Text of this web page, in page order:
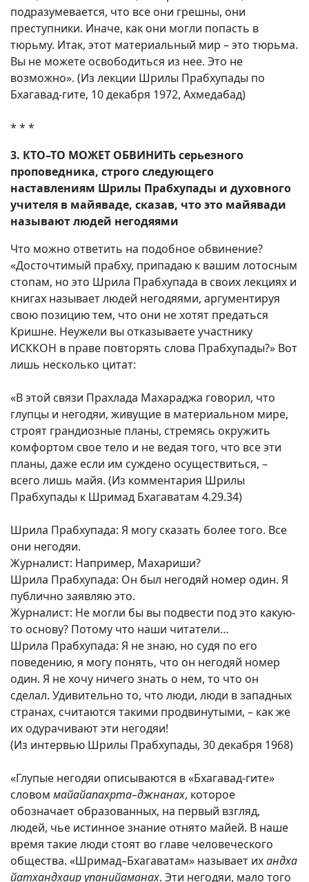
подразумевается, что все они грешны, они
преступники. Иначе, как они могли попасть в
тюрьму. Итак, этот материальный мир – это тюрьма.
Вы не можете освободиться из нее. Это не
возможно». (Из лекции Шрилы Прабхупады по
Бхагавад-гите, 10 декабря 1972, Ахмедабад)
* * *
3. КТО–ТО МОЖЕТ ОБВИНИТЬ серьезного
проповедника, строго следующего
наставлениям Шрилы Прабхупады и духовного
учителя в майяваде, сказав, что это майявади
называют людей негодяями
Что можно ответить на подобное обвинение?
«Досточтимый прабху, припадаю к вашим лотосным
стопам, но это Шрила Прабхупада в своих лекциях и
книгах называет людей негодяями, аргументируя
свою позицию тем, что они не хотят предаться
Кришне. Неужели вы отказываете участнику
ИСККОН в праве повторять слова Прабхупады?» Вот
лишь несколько цитат:
«В этой связи Прахлада Махараджа говорил, что
глупцы и негодяи, живущие в материальном мире,
строят грандиозные планы, стремясь окружить
комфортом свое тело и не ведая того, что все эти
планы, даже если им суждено осуществиться, –
всего лишь майя. (Из комментария Шрилы
Прабхупады к Шримад Бхагаватам 4.29.34)
Шрила Прабхупада: Я могу сказать более того. Все
они негодяи.
Журналист: Например, Махариши?
Шрила Прабхупада: Он был негодяй номер один. Я
публично заявляю это.
Журналист: Не могли бы вы подвести под это какую-
то основу? Потому что наши читатели…
Шрила Прабхупада: Я не знаю, но судя по его
поведению, я могу понять, что он негодяй номер
один. Я не хочу ничего знать о нем, то что он
сделал. Удивительно то, что люди, люди в западных
странах, считаются такими продвинутыми, – как же
их одурачивают эти негодяи!
(Из интервью Шрилы Прабхупады, 30 декабря 1968)
«Глупые негодяи описываются в «Бхагавад-гите»
словом майайапахрта–джнанах, которое
обозначает образованных, на первый взгляд,
людей, чье истинное знание отнято майей. В наше
время такие люди стоят во главе человеческого
общества. «Шримад–Бхагаватам» называет ихандха
йатхандхаир упанийаманах. Эти негодяи, мало того